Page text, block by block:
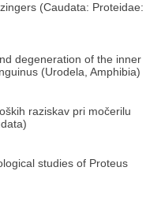
(Caudata: Proteidae:
degeneration of the inner
(Urodela, Amphibia)
raziskav pri močerilu
studies of Proteus